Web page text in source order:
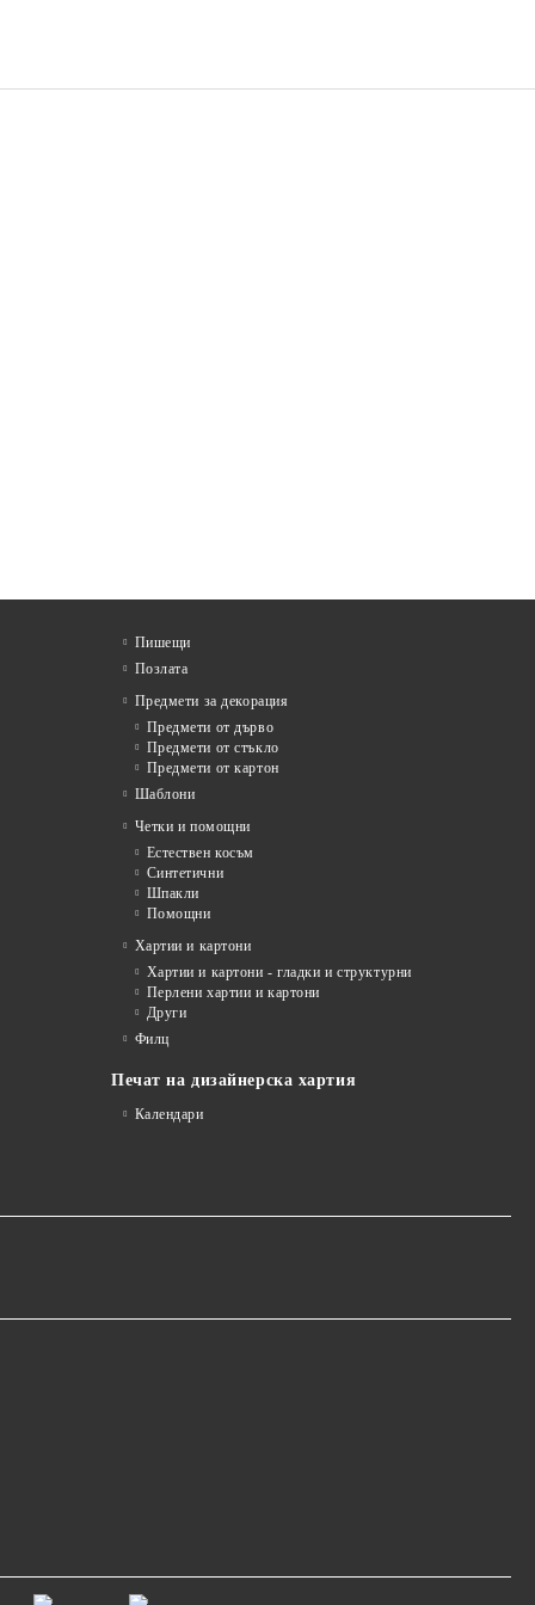
Пишещи
Позлата
Предмети за декорация
Предмети от дърво
Предмети от стъкло
Предмети от картон
Шаблони
Четки и помощни
Естествен косъм
Синтетични
Шпакли
Помощни
Хартии и картони
Хартии и картони - гладки и структурни
Перлени хартии и картони
Други
Филц
Печат на дизайнерска хартия
Календари